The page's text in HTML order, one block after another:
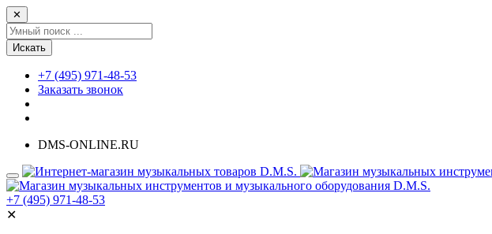
✕
Искать
+7 (495) 971-48-53
Заказать звонок
DMS-ONLINE.RU
+7 (495) 971-48-53
✕